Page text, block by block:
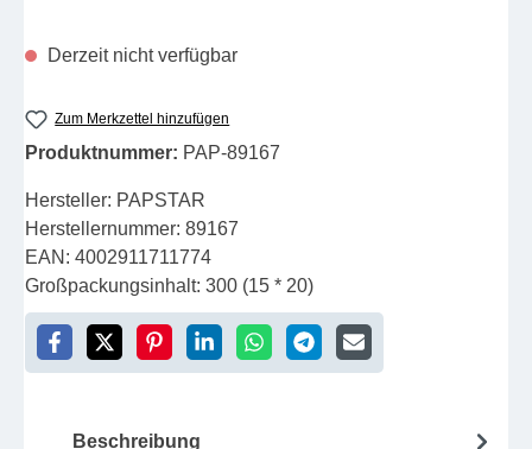
Derzeit nicht verfügbar
Zum Merkzettel hinzufügen
Produktnummer: PAP-89167
Hersteller: PAPSTAR
Herstellernummer: 89167
EAN: 4002911711774
Großpackungsinhalt: 300 (15 * 20)
Beschreibung